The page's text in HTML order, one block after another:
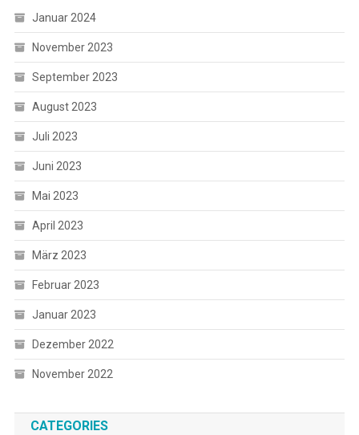
Januar 2024
November 2023
September 2023
August 2023
Juli 2023
Juni 2023
Mai 2023
April 2023
März 2023
Februar 2023
Januar 2023
Dezember 2022
November 2022
CATEGORIES